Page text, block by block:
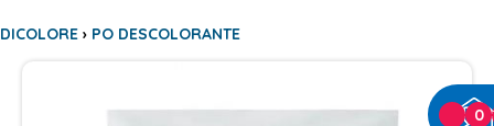
0
DICOLORE › PO DESCOLORANTE